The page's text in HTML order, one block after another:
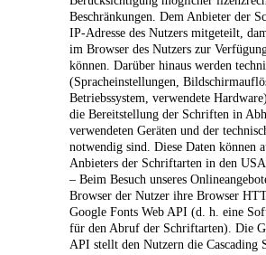
Beschränkungen. Dem Anbieter der
IP-Adresse des Nutzers mitgeteilt,
im Browser des Nutzers zur
können. Darüber hinaus werden
(Spracheinstellungen,
Betriebssystem, verwendete
die Bereitstellung der Schriften in
verwendeten Geräten und der
notwendig sind. Diese Daten können
Anbieters der Schriftarten in den
– Beim Besuch unseres
Browser der Nutzer ihre Browser
Google Fonts Web API (d. h. eine
für den Abruf der Schriftarten). Die
API stellt den Nutzern die Cascading